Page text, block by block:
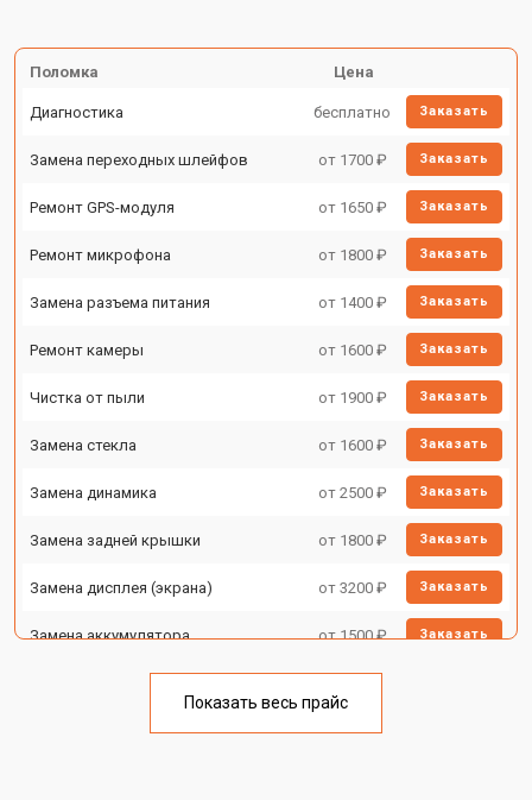
Поломка Цена
Диагностика бесплатно Заказать
Замена переходных шлейфов от 1700 ₽ Заказать
Ремонт GPS-модуля от 1650 ₽ Заказать
Ремонт микрофона от 1800 ₽ Заказать
Замена разъема питания от 1400 ₽ Заказать
Ремонт камеры от 1600 ₽ Заказать
Чистка от пыли от 1900 ₽ Заказать
Замена стекла от 1600 ₽ Заказать
Замена динамика от 2500 ₽ Заказать
Замена задней крышки от 1800 ₽ Заказать
Замена дисплея (экрана) от 3200 ₽ Заказать
Замена аккумулятора от 1500 ₽ Заказать
Замена материнской платы от 3200 ₽
Показать весь прайс